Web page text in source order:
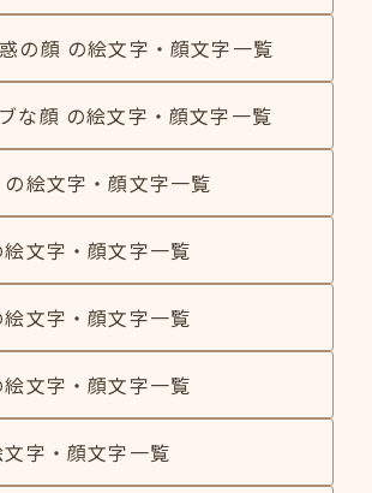
の顔 の絵文字・顔文字一覧
な顔 の絵文字・顔文字一覧
絵文字・顔文字一覧
文字・顔文字一覧
文字・顔文字一覧
文字・顔文字一覧
字・顔文字一覧